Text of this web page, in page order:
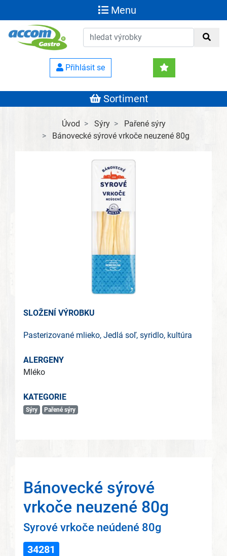
Menu
Přihlásit se
Sortiment
Úvod Sýry
Pařené sýry
Bánovecké sýrové vrkoče neuzené 80g
SLOŽENÍ VÝROBKU
Pasterizované mlieko, Jedlá soľ, syridlo, kultúra
ALERGENY
Mléko
KATEGORIE
Sýry Pařené sýry
Bánovecké sýrové
vrkoče neuzené 80g
Syrové vrkoče neúdené 80g
34281